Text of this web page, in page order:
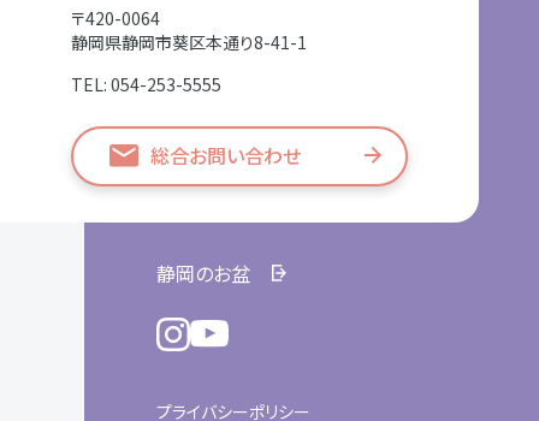
〒420-0064
静岡県静岡市葵区本通り8-41-1
TEL: 054-253-5555
総合お問い合わせ
静岡のお盆
プライバシーポリシー